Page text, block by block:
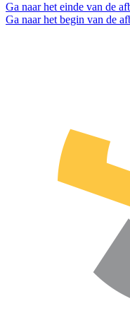
Ga naar het einde van de
Ga naar het begin van de